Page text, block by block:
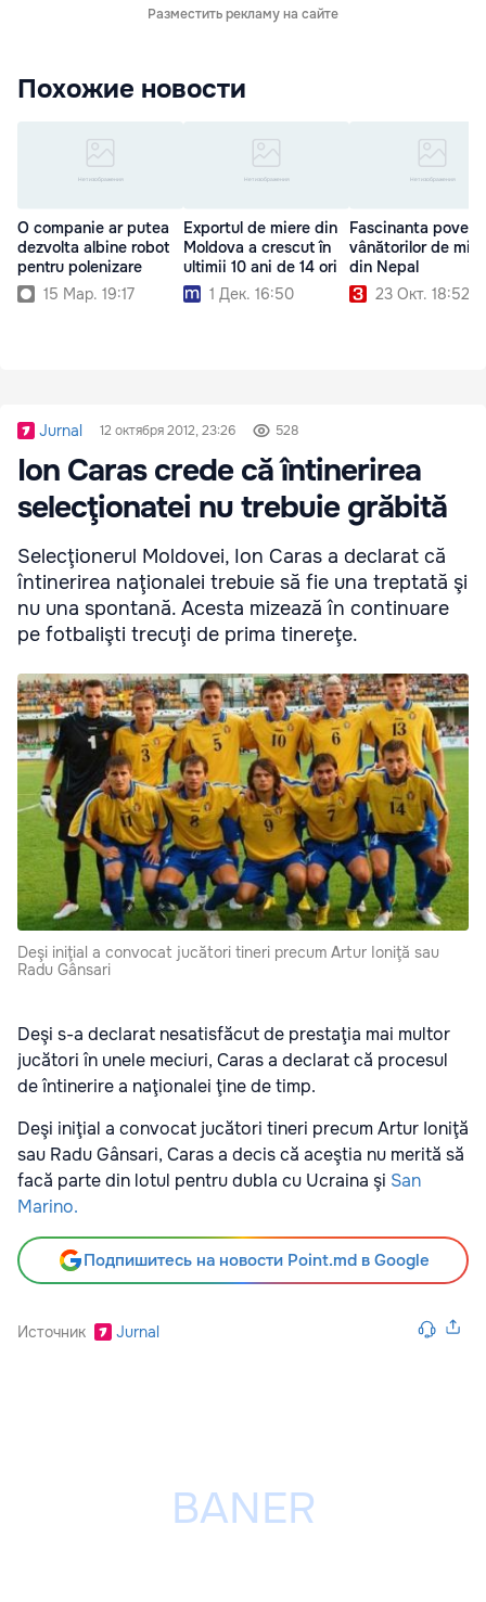
Разместить рекламу на сайте
Похожие новости
O companie ar putea
dezvolta albine robot
pentru polenizare
15 Мар. 19:17
Exportul de miere din
Moldova a crescut în
ultimii 10 ani de 14 ori
1 Дек. 16:50
Fascinanta
vânătorilor de
din Nepal
23 Окт. 18:52
Jurnal 12 октября 2012, 23:26 528
Ion Caras crede că întinerirea
selecţionatei nu trebuie grăbită
Selecţionerul Moldovei, Ion Caras a declarat că
întinerirea naţionalei trebuie să fie una treptată şi
nu una spontană. Acesta mizează în continuare
pe fotbalişti trecuţi de prima tinereţe.
Deşi iniţial a convocat jucători tineri precum Artur Ioniţă sau
Radu Gânsari
Deşi s-a declarat nesatisfăcut de prestaţia mai multor
jucători în unele meciuri, Caras a declarat că procesul
de întinerire a naţionalei ţine de timp.
Deşi iniţial a convocat jucători tineri precum Artur Ioniţă
sau Radu Gânsari, Caras a decis că aceştia nu merită să
facă parte din lotul pentru dubla cu Ucraina şi San
Marino.
Подпишитесь на новости Point.md в Google
Источник Jurnal